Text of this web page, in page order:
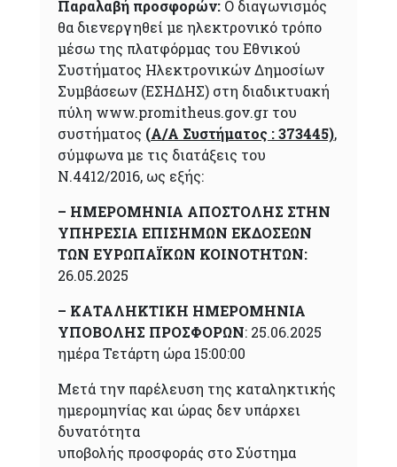
Παραλαβή προσφορών: Ο διαγωνισμός
θα διενεργηθεί με ηλεκτρονικό τρόπο
μέσω της πλατφόρμας του Εθνικού
Συστήματος Ηλεκτρονικών Δημοσίων
Συμβάσεων (ΕΣΗΔΗΣ) στη διαδικτυακή
πύλη www.promitheus.gov.gr του
συστήματος (Α/Α Συστήματος : 373445),
σύμφωνα με τις διατάξεις του
Ν.4412/2016, ως εξής:
– ΗΜΕΡΟΜΗΝΙΑ ΑΠΟΣΤΟΛΗΣ ΣΤΗΝ
ΥΠΗΡΕΣΙΑ ΕΠΙΣΗΜΩΝ ΕΚΔΟΣΕΩΝ
ΤΩΝ ΕΥΡΩΠΑΪΚΩΝ ΚΟΙΝΟΤΗΤΩΝ:
26.05.2025
– ΚΑΤΑΛΗΚΤΙΚΗ ΗΜΕΡΟΜΗΝΙΑ
ΥΠΟΒΟΛΗΣ ΠΡΟΣΦΟΡΩΝ: 25.06.2025
ημέρα Τετάρτη ώρα 15:00:00
Μετά την παρέλευση της καταληκτικής
ημερομηνίας και ώρας δεν υπάρχει
δυνατότητα
υποβολής προσφοράς στο Σύστημα